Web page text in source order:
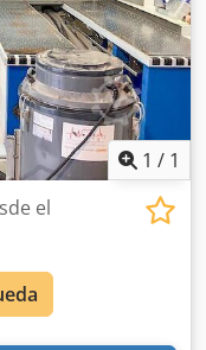
1 / 1
el